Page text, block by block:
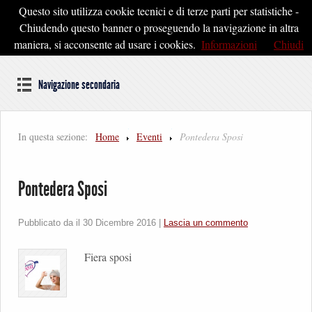
Pontedera2020
Dal cuore della Toscana un'idea di Futuro
Navigazione secondaria
In questa sezione: Home Eventi Pontedera Sposi
Pontedera Sposi
Pubblicato da il 30 Dicembre 2016 Lascia un commento
Fiera sposi
Questo sito utilizza cookie tecnici e di terze parti per statistiche -
Chiudendo questo banner o proseguendo la navigazione in altra
maniera, si acconsente ad usare i cookies. Informazioni Chiudi